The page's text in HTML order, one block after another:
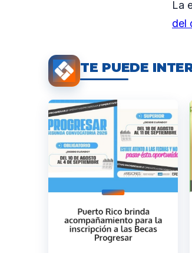
La
del
TE PUEDE